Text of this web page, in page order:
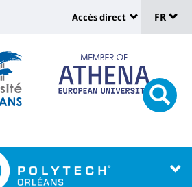
Site
:
Shortcut
links
Accès direct
de
FR